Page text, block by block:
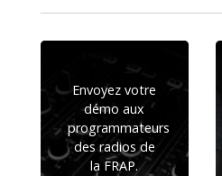
Envoyez votre
démo aux
programmateurs
des radios de
la FRAP.